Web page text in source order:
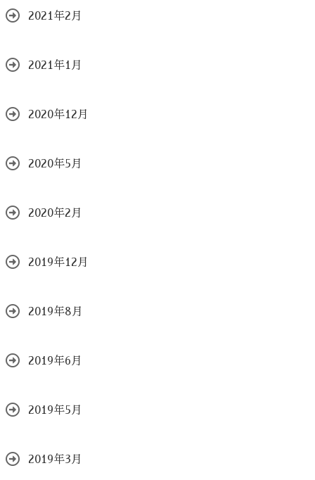
2021年2月
2021年1月
2020年12月
2020年5月
2020年2月
2019年12月
2019年8月
2019年6月
2019年5月
2019年3月